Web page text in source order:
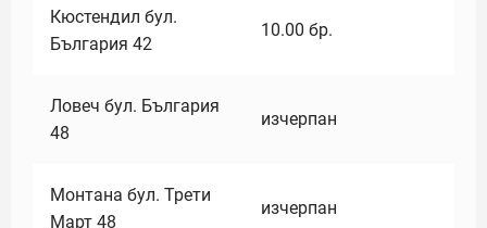
Кюстендил бул.
България 42
10.00 бр.
Ловеч бул. България
48
изчерпан
Монтана бул. Трети
Март 48
изчерпан